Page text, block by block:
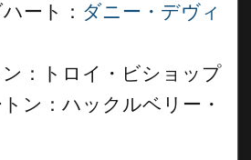
ート： ダニー・デヴィ
ン：トロイ・ビショップ
ン：ハックルベリー・